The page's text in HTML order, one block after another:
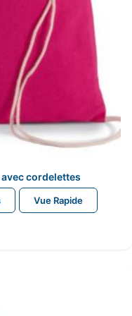
produit
cordelettes
Ce
produit
Vue Rapide